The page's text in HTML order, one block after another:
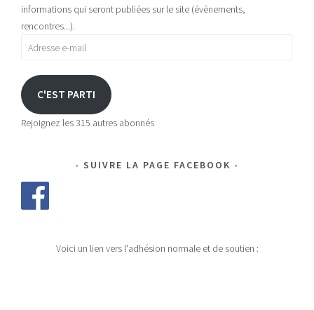
informations qui seront publiées sur le site (évènements,
rencontres...).
Adresse
mail
C'EST PARTI
Rejoignez les 315 autres abonnés
SUIVRE LA PAGE FACEBOOK
Voici un lien vers l'adhésion normale et de soutien :